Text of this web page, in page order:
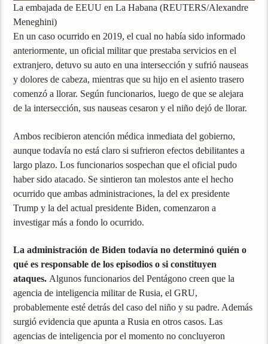
La embajada de EEUU en La Habana (REUTERS/Alexandre
Meneghini)
En un caso ocurrido en 2019, el cual no había sido informado
anteriormente, un oficial militar que prestaba servicios en el
extranjero, detuvo su auto en una intersección y sufrió nauseas
y dolores de cabeza, mientras que su hijo en el asiento trasero
comenzó a llorar. Según funcionarios, luego de que se alejara
de la intersección, sus nauseas cesaron y el niño dejó de llorar.
Ambos recibieron atención médica inmediata del gobierno,
aunque todavía no está claro si sufrieron efectos debilitantes a
largo plazo. Los funcionarios sospechan que el oficial pudo
haber sido atacado. Se sintieron tan molestos ante el hecho
ocurrido que ambas administraciones, la del ex presidente
Trump y la del actual presidente Biden, comenzaron a
investigar más a fondo lo ocurrido.
La administración de Biden todavía no determinó quién o
qué es responsable de los episodios o si constituyen
ataques. Algunos funcionarios del Pentágono creen que la
agencia de inteligencia militar de Rusia, el GRU,
probablemente esté detrás del caso del niño y su padre. Además
surgió evidencia que apunta a Rusia en otros casos. Las
agencias de inteligencia por el momento no concluyeron